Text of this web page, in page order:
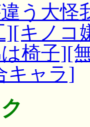
違う大
][キノ
椅子][
キャラ]